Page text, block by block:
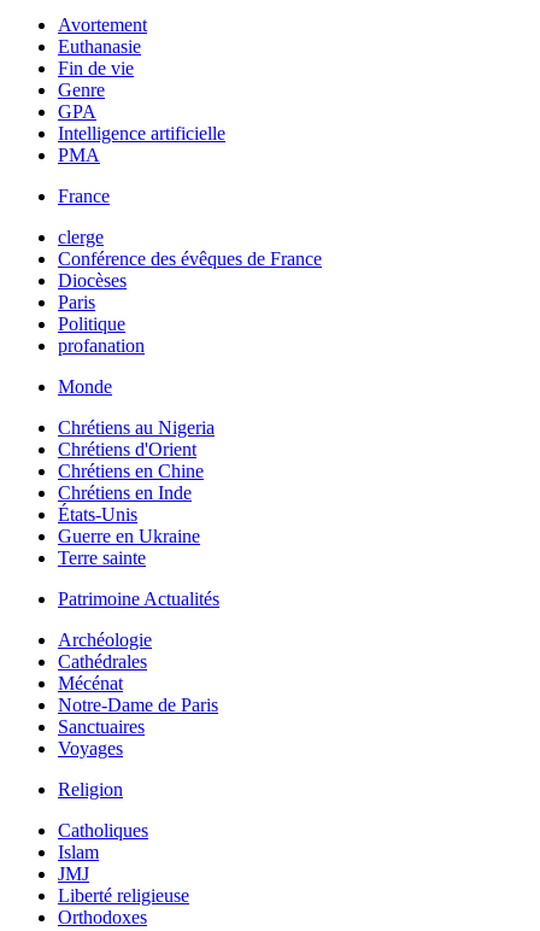
Avortement
Euthanasie
Fin de vie
Genre
GPA
Intelligence artificielle
PMA
France
clerge
Conférence des évêques de France
Diocèses
Paris
Politique
profanation
Monde
Chrétiens au Nigeria
Chrétiens d'Orient
Chrétiens en Chine
Chrétiens en Inde
États-Unis
Guerre en Ukraine
Terre sainte
Patrimoine Actualités
Archéologie
Cathédrales
Mécénat
Notre-Dame de Paris
Sanctuaires
Voyages
Religion
Catholiques
Islam
JMJ
Liberté religieuse
Orthodoxes